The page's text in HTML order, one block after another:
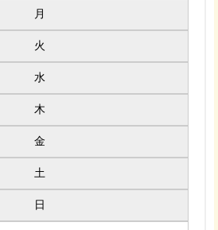
月
火
水
木
金
土
日